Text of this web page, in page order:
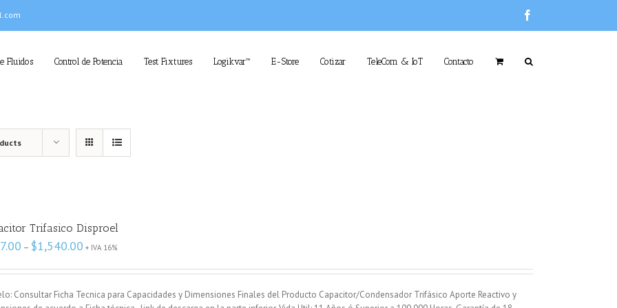
Fluidos Control de Potencia Test Fixtures Logikvar™ E-Store Cotizar TeleCom & IoT Contacto
Trifasico Disproel
– $1,540.00 Price
$507.00
$1,540.00
+ IVA 16%
Consultar Ficha Tecnica para Capacidades y Dimensiones Finales del Producto Capacitor/Condensador Trifásico Aporte Reactivo y